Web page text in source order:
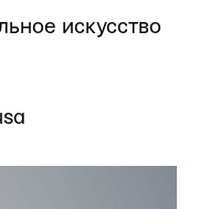
искусство